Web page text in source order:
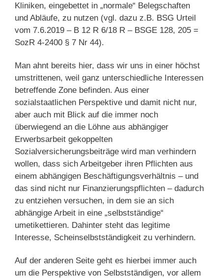
Kliniken, eingebettet in „normale“ Belegschaften
und Abläufe, zu nutzen (vgl. dazu z.B. BSG Urteil
vom 7.6.2019 – B 12 R 6/18 R – BSGE 128, 205 =
SozR 4-2400 § 7 Nr 44).
Man ahnt bereits hier, dass wir uns in einer höchst
umstrittenen, weil ganz unterschiedliche Interessen
betreffende Zone befinden. Aus einer
sozialstaatlichen Perspektive und damit nicht nur,
aber auch mit Blick auf die immer noch
überwiegend an die Löhne aus abhängiger
Erwerbsarbeit gekoppelten
Sozialversicherungsbeiträge wird man verhindern
wollen, dass sich Arbeitgeber ihren Pflichten aus
einem abhängigen Beschäftigungsverhältnis – und
das sind nicht nur Finanzierungspflichten – dadurch
zu entziehen versuchen, in dem sie an sich
abhängige Arbeit in eine „selbstständige“
umetikettieren. Dahinter steht das legitime
Interesse, Scheinselbstständigkeit zu verhindern.
Auf der anderen Seite geht es hierbei immer auch
um die Perspektive von Selbstständigen, vor allem